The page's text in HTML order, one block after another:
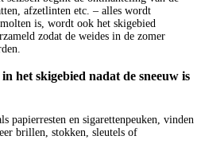
afzetlinten etc. – alles wordt
is, wordt ook het skigebied
zodat de weides in de zomer
het skigebied nadat de sneeuw is
papierresten en sigarettenpeuken, vinden
brillen, stokken, sleutels of